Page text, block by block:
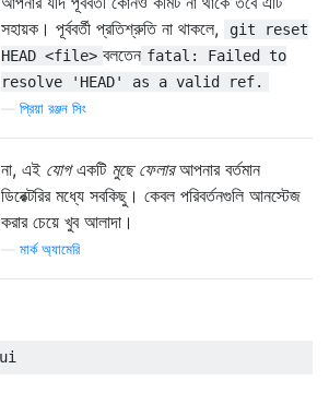
সহায়ক। পূর্ববর্তী প্রতিশ্রুতি না থাকলে,
git reset
HEAD <file> বলতেন fatal: Failed to
resolve 'HEAD' as a valid ref.
প্রিয়া রঞ্জন সিং
না, এই যোগএকটি মুছে ফেলারআপনার বর্তমান
ডিরেক্টরির মধ্যে সবকিছু। কেবল পরিবর্তনগুলি আনস্টেজ
করার চেয়ে খুব আলাদা।
মার্ক অ্যামেরি